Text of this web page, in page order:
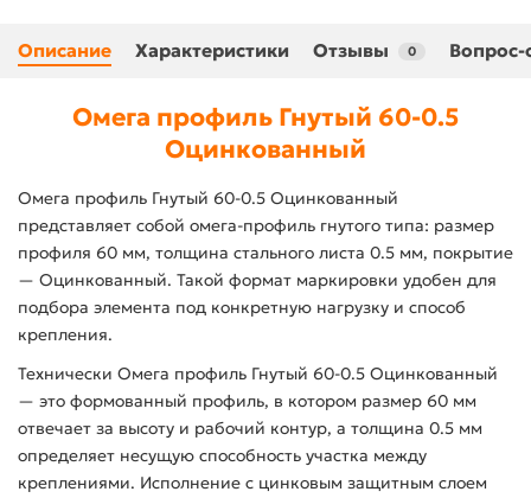
Описание Характеристики Отзывы 0 Вопрос-
Омега профиль Гнутый 60-0.5
Оцинкованный
Омега профиль Гнутый 60-0.5 Оцинкованный
представляет собой омега-профиль гнутого типа: размер
профиля 60 мм, толщина стального листа 0.5 мм, покрытие
— Оцинкованный. Такой формат маркировки удобен для
подбора элемента под конкретную нагрузку и способ
крепления.
Технически Омега профиль Гнутый 60-0.5 Оцинкованный
— это формованный профиль, в котором размер 60 мм
отвечает за высоту и рабочий контур, а толщина 0.5 мм
определяет несущую способность участка между
креплениями. Исполнение с цинковым защитным слоем